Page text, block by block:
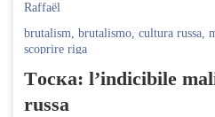
Raffaël
brutalism, brutalismo, cultura russa,
scoprire riga
Tоска: l’indicibile
russa